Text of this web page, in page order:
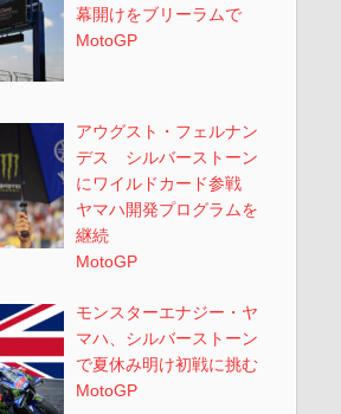
幕開けをブリーラムで
MotoGP
アウグスト・フェルナン
デス シルバーストーン
にワイルドカード参戦
ヤマハ開発プログラムを
継続
MotoGP
モンスターエナジー・ヤ
マハ、シルバーストーン
で夏休み明け初戦に挑む
MotoGP